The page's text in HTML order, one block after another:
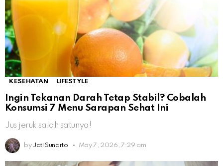
KESEHATAN LIFESTYLE
Ingin Tekanan Darah Tetap Stabil? Cobalah
Konsumsi 7 Menu Sarapan Sehat Ini
Jus jeruk salah satunya!
by Jati Sunarto May 7, 2026, 7:29 am